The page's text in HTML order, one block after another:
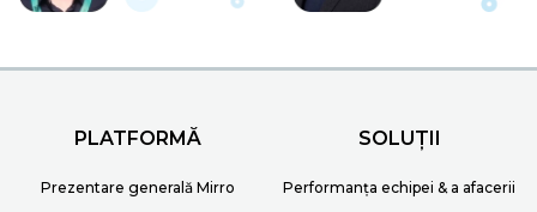
PLATFORMĂ
Prezentare generală Mirro
SOLUȚII
Performanța echipei & a afacerii